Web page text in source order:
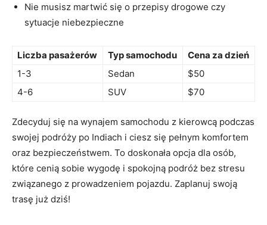
Nie musisz martwić⁢ się o⁣ przepisy drogowe czy
sytuacje niebezpieczne
Liczba pasażerów Typ samochodu
Cena za dzień
1-3
Sedan
$50
4-6
SUV $70
Zdecyduj się ⁣na wynajem ⁤samochodu‍ z kierowcą podczas
swojej podróży​ po Indiach⁣ i⁣ ciesz się⁤ pełnym ​komfortem
oraz⁤ bezpieczeństwem. ⁢To​ doskonała ⁤opcja dla ‍osób,‍
które cenią ⁢sobie ‌wygodę ​i spokojną podróż bez stresu‍
związanego z prowadzeniem pojazdu. Zaplanuj swoją ​
trasę już dziś!